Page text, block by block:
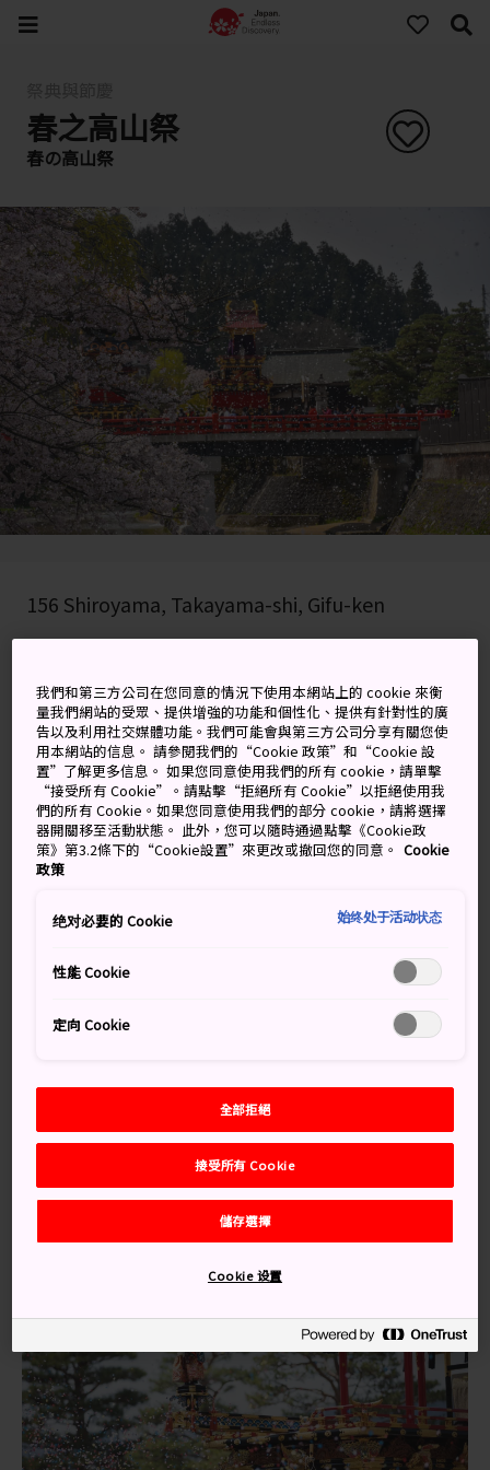
春之高山祭
春の高山祭
156 Shiroyama, Takayama-shi, Gifu-ken
取得轉乘資訊
關鍵字 地圖
以日本其中一個最知名的慶典，
參加春之高山祭。以精緻的大型屋台，配搭傳統音樂的伴
要前往高山市，最方便的方式就是搭乘公共交通工具。
從名古屋
出發的列車每小時一班，車程約為 2 小時 20
分鐘。在高山市以及富山市之間，也有定點班次的列車與
高速巴士往返。高山市與松本市之間則透過高速巴士銜
我們和第三方公司在您同意的情況下使用本網站上的 cookie 來衡
量我們網站的受眾、提供增強的功能和個性化、提供有針對性的廣
告以及利用社交媒體功能。我們可能會與第三方公司分享有關您使
用本網站的信息。 請參閱我們的“Cookie 政策”和“Cookie 設
置”了解更多信息。 如果您同意使用我們的所有 cookie，請單擊
“接受所有 Cookie”。請點擊“拒絕所有 Cookie”以拒絕使用我
們的所有 Cookie。如果您同意使用我們的部分 cookie，請將選擇
器開關移至活動狀態。 此外，您可以隨時通過點擊《Cookie政
策》第3.2條下的“Cookie設置”來更改或撤回您的同意。 Cookie
政策
绝对必要的 Cookie 始终处于活动状态
性能 Cookie
定向 Cookie
全部拒絕
接受所有 Cookie
儲存選擇
Cookie 设置